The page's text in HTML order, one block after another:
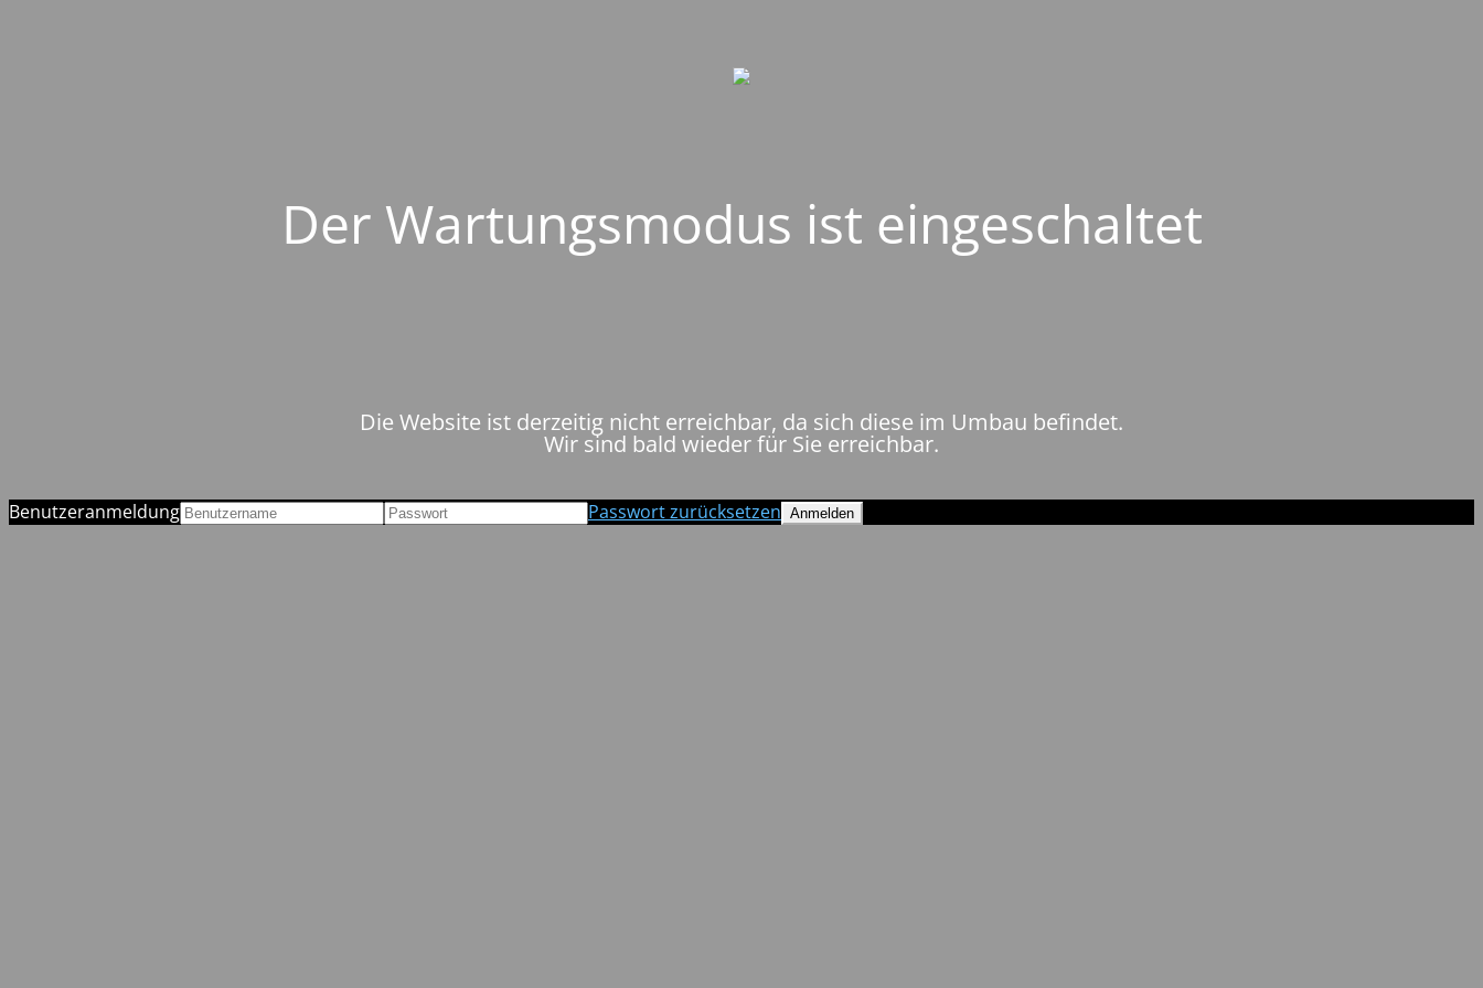
Der Wartungsmodus ist eingeschaltet
Die Website ist derzeitig nicht erreichbar, da sich diese im Umbau befindet.
Wir sind bald wieder für Sie erreichbar.
Benutzeranmeldung Passwort zurücksetzen